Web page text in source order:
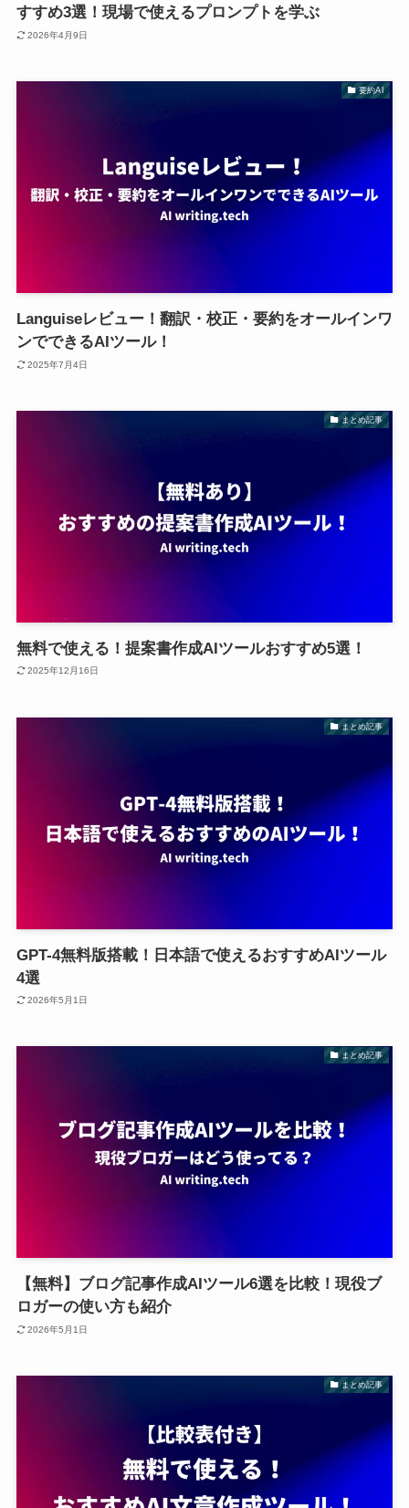
すすめ3選！現場で使えるプロンプトを学ぶ
2026年4月9日
要約AI
Languiseレビュー！翻訳・校正・要約をオールインワ
ンでできるAIツール！
2025年7月4日
まとめ記事
無料で使える！提案書作成AIツールおすすめ5選！
2025年12月16日
まとめ記事
GPT-4無料版搭載！日本語で使えるおすすめAIツール
4選
2026年5月1日
まとめ記事
【無料】ブログ記事作成AIツール6選を比較！現役ブ
ロガーの使い方も紹介
2026年5月1日
まとめ記事